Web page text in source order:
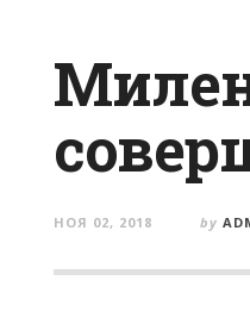
НОЯ 02, 2018 by